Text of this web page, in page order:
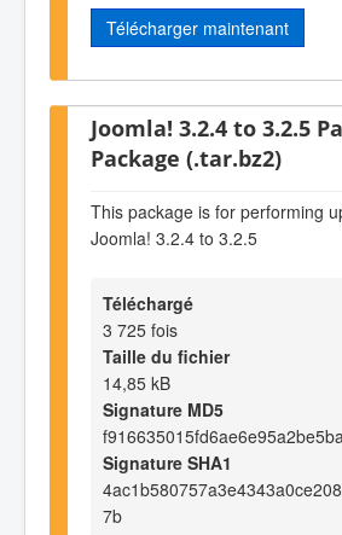
Télécharger maintenant
Joomla! 3.2.4 to 3.2.5
Package (.tar.bz2)
This package is for performing
Joomla! 3.2.4 to 3.2.5
Téléchargé
3 725 fois
Taille du fichier
14,85 kB
Signature MD5
Signature SHA1
7b